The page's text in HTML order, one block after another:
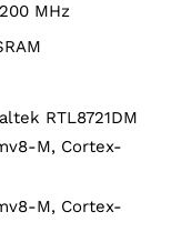
MHz
RTL8721DM